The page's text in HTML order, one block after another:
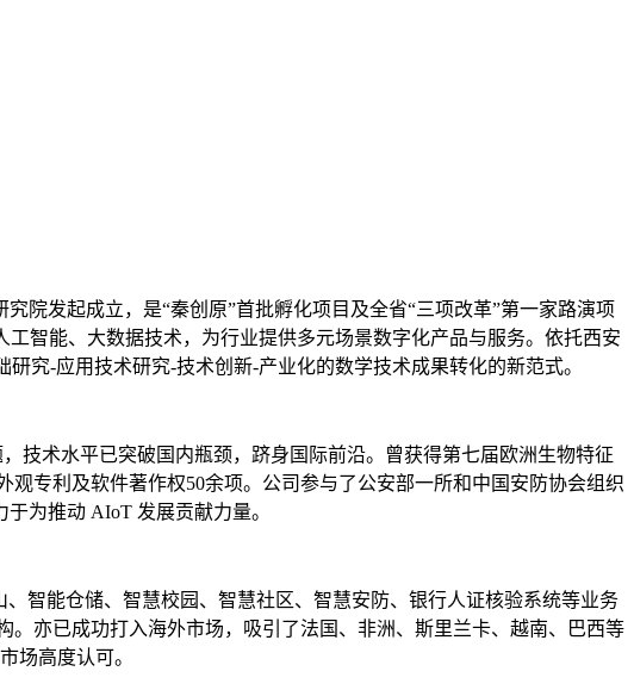
院发起成立，是“秦创原”首批孵化项目及全省“三项改革”第一家路演项
智能、大数据技术，为行业提供多元场景数字化产品与服务。依托西安
究-应用技术研究-技术创新-产业化的数学技术成果转化的新范式。
技术水平已突破国内瓶颈，跻身国际前沿。曾获得第七届欧洲生物特征
专利及软件著作权50余项。公司参与了公安部一所和中国安防协会组织
为推动 AIoT 发展贡献力量。
智能仓储、智慧校园、智慧社区、智慧安防、银行人证核验系统等业务
亦已成功打入海外市场，吸引了法国、非洲、斯里兰卡、越南、巴西等
场高度认可。